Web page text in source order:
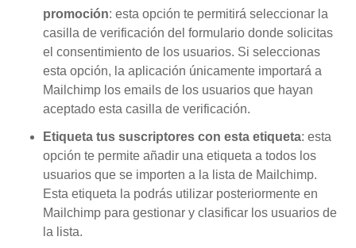
promoción: esta opción te permitirá seleccionar la
casilla de verificación del formulario donde solicitas
el consentimiento de los usuarios. Si seleccionas
esta opción, la aplicación únicamente importará a
Mailchimp los emails de los usuarios que hayan
aceptado esta casilla de verificación.
Etiqueta tus suscriptores con esta etiqueta: esta
opción te permite añadir una etiqueta a todos los
usuarios que se importen a la lista de Mailchimp.
Esta etiqueta la podrás utilizar posteriormente en
Mailchimp para gestionar y clasificar los usuarios de
la lista.